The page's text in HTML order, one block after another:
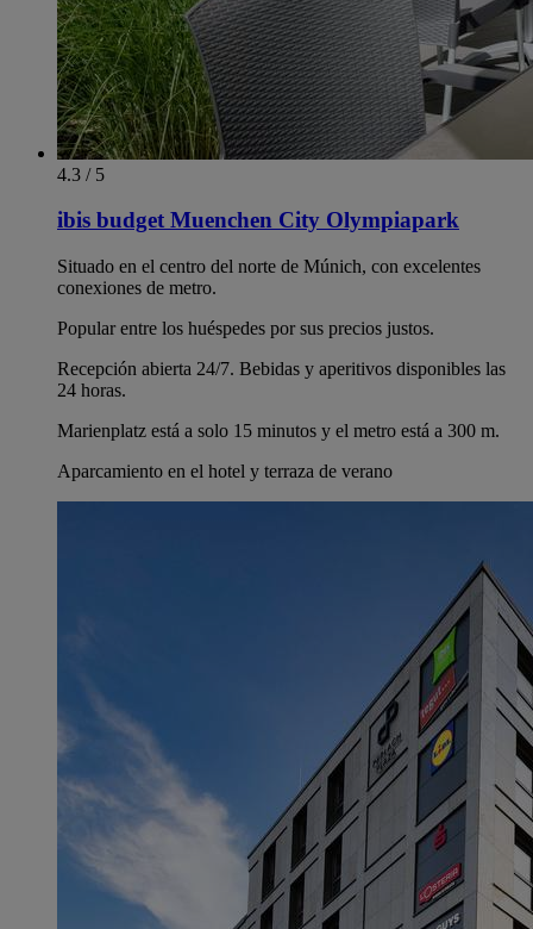
4.3 / 5
ibis budget Muenchen City Olympiapark
Situado en el centro del norte de Múnich, con excelentes
conexiones de metro.
Popular entre los huéspedes por sus precios justos.
Recepción abierta 24/7. Bebidas y aperitivos disponibles las
24 horas.
Marienplatz está a solo 15 minutos y el metro está a 300 m.
Aparcamiento en el hotel y terraza de verano